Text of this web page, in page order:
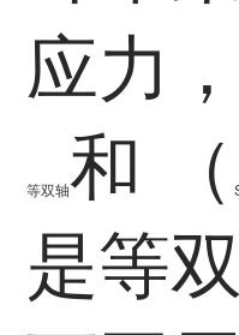
应力
等双轴和 （
是等